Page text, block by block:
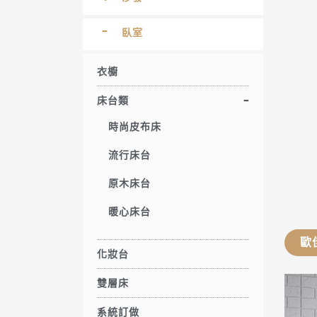
臥室
衣櫥
床台類
時尚皮布床
流行床台
原木床台
暖心床台
化妝台
雙層床
系統訂做
歐